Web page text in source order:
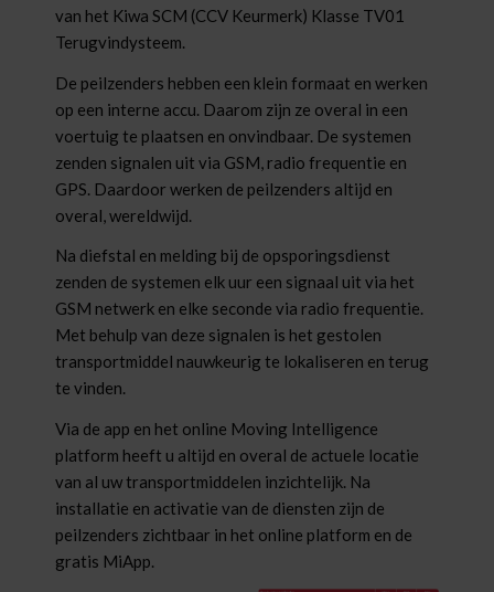
van het Kiwa SCM (CCV Keurmerk) Klasse TV01
Terugvindysteem.
De peilzenders hebben een klein formaat en werken
op een interne accu. Daarom zijn ze overal in een
voertuig te plaatsen en onvindbaar. De systemen
zenden signalen uit via GSM, radio frequentie en
GPS. Daardoor werken de peilzenders altijd en
overal, wereldwijd.
Na diefstal en melding bij de opsporingsdienst
zenden de systemen elk uur een signaal uit via het
GSM netwerk en elke seconde via radio frequentie.
Met behulp van deze signalen is het gestolen
transportmiddel nauwkeurig te lokaliseren en terug
te vinden.
Via de app en het online Moving Intelligence
platform heeft u altijd en overal de actuele locatie
van al uw transportmiddelen inzichtelijk. Na
installatie en activatie van de diensten zijn de
peilzenders zichtbaar in het online platform en de
gratis MiApp.